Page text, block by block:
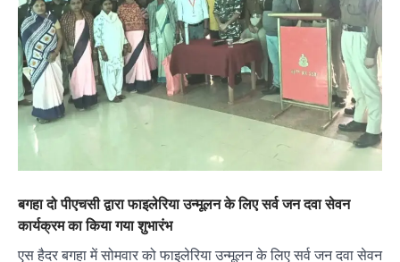
बगहा दो पीएचसी द्वारा फाइलेरिया उन्मूलन के लिए सर्व जन दवा सेवन
कार्यक्रम का किया गया शुभारंभ
एस हैदर बगहा में सोमवार को फाइलेरिया उन्मूलन के लिए सर्व जन दवा सेवन